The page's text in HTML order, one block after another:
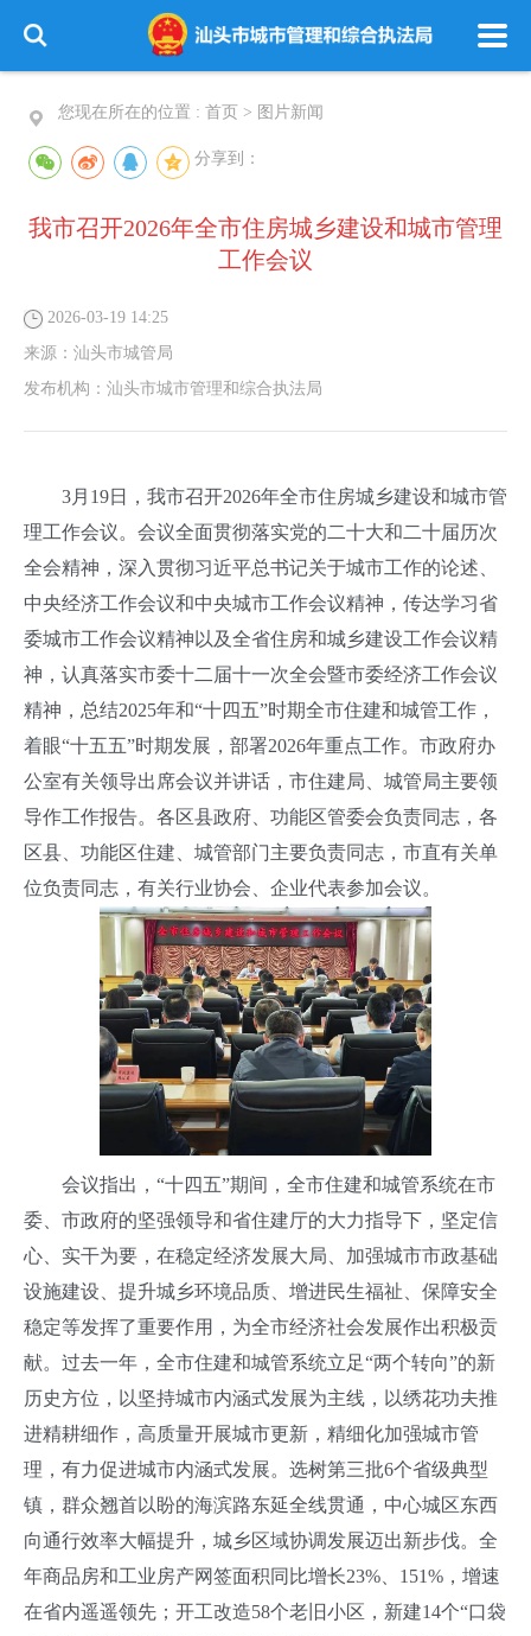
您现在所在的位置 : 首页 > 图片新闻
分享到：
我市召开2026年全市住房城乡建设和城市管理
工作会议
2026-03-19 14:25
来源： 汕头市城管局
发布机构： 汕头市城市管理和综合执法局
3月19日，我市召开2026年全市住房城乡建设和城市管
理工作会议。会议全面贯彻落实党的二十大和二十届历次
全会精神，深入贯彻习近平总书记关于城市工作的论述、
中央经济工作会议和中央城市工作会议精神，传达学习省
委城市工作会议精神以及全省住房和城乡建设工作会议精
神，认真落实市委十二届十一次全会暨市委经济工作会议
精神，总结2025年和“十四五”时期全市住建和城管工作，
着眼“十五五”时期发展，部署2026年重点工作。市政府办
公室有关领导出席会议并讲话，市住建局、城管局主要领
导作工作报告。各区县政府、功能区管委会负责同志，各
区县、功能区住建、城管部门主要负责同志，市直有关单
位负责同志，有关行业协会、企业代表参加会议。
会议指出，“十四五”期间，全市住建和城管系统在市
委、市政府的坚强领导和省住建厅的大力指导下，坚定信
心、实干为要，在稳定经济发展大局、加强城市市政基础
设施建设、提升城乡环境品质、增进民生福祉、保障安全
稳定等发挥了重要作用，为全市经济社会发展作出积极贡
献。过去一年，全市住建和城管系统立足“两个转向”的新
历史方位，以坚持城市内涵式发展为主线，以绣花功夫推
进精耕细作，高质量开展城市更新，精细化加强城市管
理，有力促进城市内涵式发展。选树第三批6个省级典型
镇，群众翘首以盼的海滨路东延全线贯通，中心城区东西
向通行效率大幅提升，城乡区域协调发展迈出新步伐。全
年商品房和工业房产网签面积同比增长23%、151%，增速
在省内遥遥领先；开工改造58个老旧小区，新建14个“口袋